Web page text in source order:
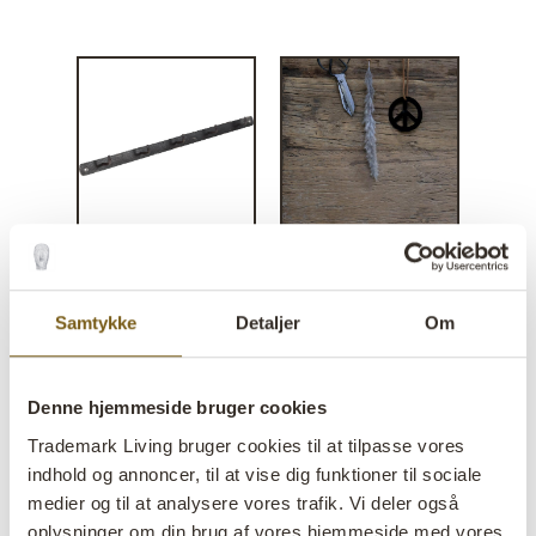
Samtykke Detaljer Om
Denne hjemmeside bruger cookies
Trademark Living bruger cookies til at tilpasse vores
indhold og annoncer, til at vise dig funktioner til sociale
medier og til at analysere vores trafik. Vi deler også
oplysninger om din brug af vores hjemmeside med vores
Stella knagerække med fem
kroge
lens På lager
Varenr: M15157
Colli: 6 Stk